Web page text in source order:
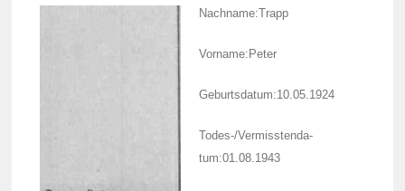
Nach­name:Trapp
Vorname:Peter
Geburts­da­tum:10.05.1924
Todes-/Vermiss­ten­da­
tum:01.08.1943